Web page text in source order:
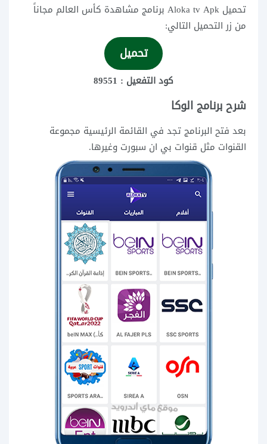
تحميل Aloka tv Apk برنامج مشاهدة كأس العالم مجاناً
من زر التحميل التالي:
تحميل
كود التفعيل : 89551
شرح برنامج الوكا
بعد فتح البرنامج تجد في القائمة الرئيسية مجموعة
القنوات مثل قنوات بي ان سبورت وغيرها.